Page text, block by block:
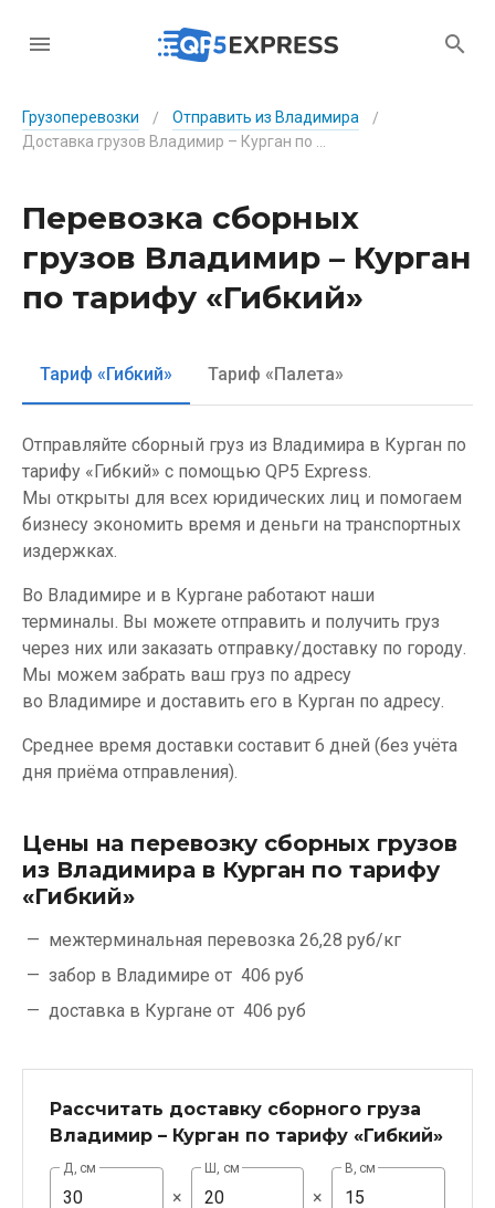
Грузоперевозки / Отправить из Владимира
/
Перевозка сборных
грузов Владимир – Курган
по тарифу «Гибкий»
Тариф «Гибкий» Тариф «Палета»
Отправляйте сборный груз из Владимира в Курган по
тарифу «Гибкий» с помощью QP5 Express.
Мы открыты для всех юридических лиц и помогаем
бизнесу экономить время и деньги на транспортных
издержках.
Во Владимире и в Кургане работают наши
терминалы. Вы можете отправить и получить груз
через них или заказать отправку/доставку по городу.
Мы можем забрать ваш груз по адресу
во Владимире и доставить его в Курган по адресу.
Среднее время доставки составит 6 дней (без учёта
дня приёма отправления).
Цены на перевозку сборных грузов
из Владимира в Курган по тарифу
«Гибкий»
межтерминальная перевозка 26,28 руб/кг
забор в Владимире от 406 руб
доставка в Кургане от 406 руб
Рассчитать доставку сборного груза
Владимир – Курган по тарифу «Гибкий»
Д, см
×
Ш, см
×
В, см